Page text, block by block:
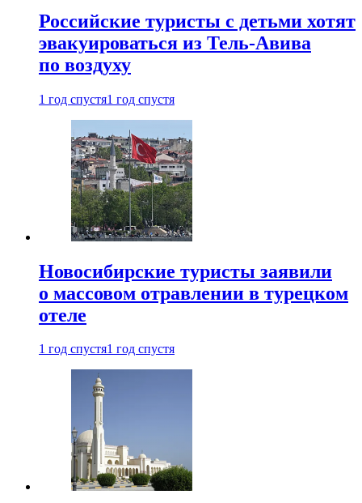
Российские туристы с детьми хотят
эвакуироваться из Тель-Авива
по воздуху
1 год спустя1 год спустя
Новосибирские туристы заявили
о массовом отравлении в турецком
отеле
1 год спустя1 год спустя